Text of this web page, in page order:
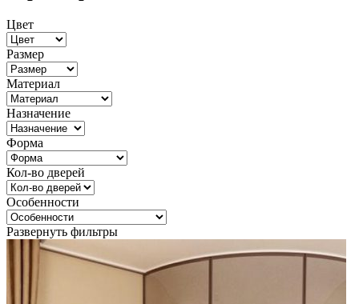
Цвет
Размер
Материал
Назначение
Форма
Кол-во дверей
Особенности
Развернуть фильтры